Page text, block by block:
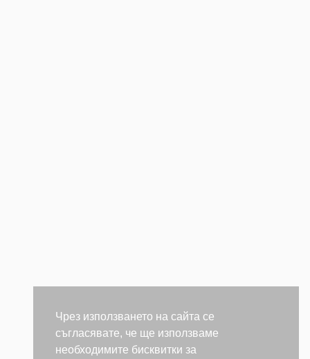
Чрез използването на сайта се
съгласявате, че ще използваме
необходимите бисквитки за